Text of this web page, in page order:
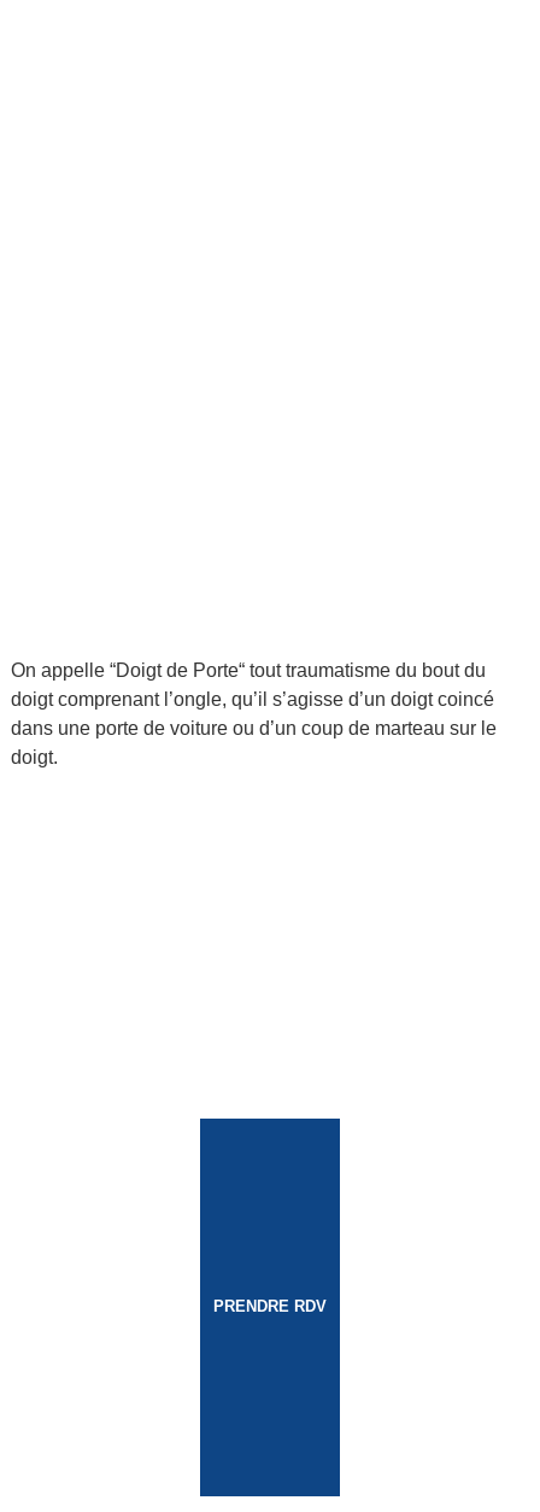
On appelle “Doigt de Porte“ tout traumatisme du bout du
doigt comprenant l’ongle, qu’il s’agisse d’un doigt coincé
dans une porte de voiture ou d’un coup de marteau sur le
doigt.
PRENDRE RDV